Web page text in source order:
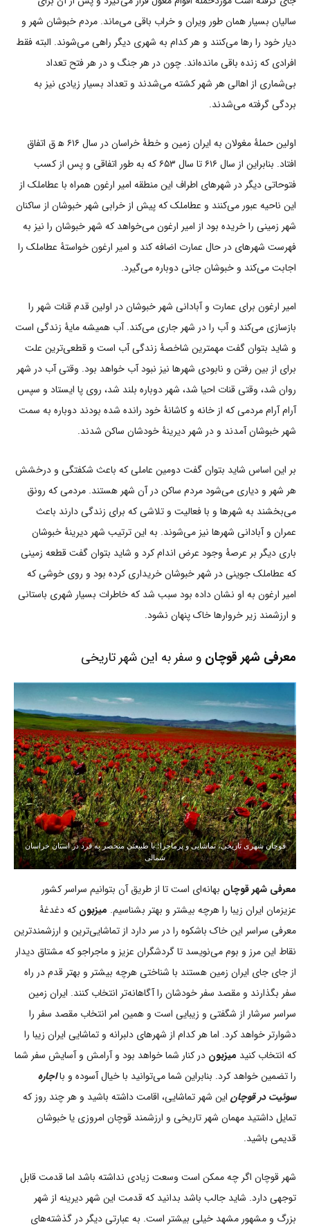
سالیان بسیار همان طور ویران و خراب باقی می‌ماند. مردم خبوشان شهر و
دیار خود را رها می‌کنند و هر کدام به شهری دیگر راهی می‌شوند. البته فقط
افرادی که زنده باقی مانده‌اند. چون در هر جنگ و در هر فتح تعداد
بی‌شماری از اهالی هر شهر کشته می‌شدند و تعداد بسیار زیادی نیز به
بردگی گرفته می‌شدند.
اولین حملۀ مغولان به ایران زمین و خطۀ خراسان در سال ۶۱۶ ه‍ ق اتفاق
افتاد. بنابراین از سال ۶۱۶ تا سال ۶۵۳ که به طور اتفاقی و پس از کسب
فتوحاتی دیگر در شهرهای اطراف این منطقه امیر ارغون همراه با عطاملک از
این ناحیه عبور می‌کنند و عطاملک که پیش از خرابی شهر خبوشان از ساکنان
شهر زمینی را خریده بود از امیر ارغون می‌خواهد که شهر خبوشان را نیز به
فهرست شهرهای در حال عمارت اضافه کند و امیر ارغون خواستۀ عطاملک را
اجابت می‌کند و خبوشان جانی دوباره می‌گیرد.
امیر ارغون برای عمارت و آبادانی شهر خبوشان در اولین قدم قنات شهر را
بازسازی می‌کند و آب را در شهر جاری می‌کند. آب همیشه مایۀ زندگی است
و شاید بتوان گفت مهمترین شاخصۀ زندگی آب است و قطعی‌ترین علت
برای از بین رفتن و نابودی شهرها نیز نبود آب خواهد بود. وقتی آب در شهر
روان شد، وقتی قنات احیا شد، شهر دوباره بلند شد، روی پا ایستاد و سپس
آرام آرام مردمی که از خانه و کاشانۀ خود رانده شده بودند دوباره به سمت
شهر خبوشان آمدند و در شهر دیرینۀ خودشان ساکن شدند.
بر این اساس شاید بتوان گفت دومین عاملی که باعث شکفتگی و درخشش
هر شهر و دیاری می‌شود مردم ساکن در آن شهر هستند. مردمی که رونق
می‌بخشند به شهرها و با فعالیت و تلاشی که برای زندگی دارند باعث
عمران و آبادانی شهرها نیز می‌شوند. به این ترتیب شهر دیرینۀ خبوشان
باری دیگر بر عرصۀ وجود عرض اندام کرد و شاید بتوان گفت قطعه زمینی
که عطاملک جوینی در شهر خبوشان خریداری کرده بود و روی خوشی که
امیر ارغون به او نشان داده بود سبب شد که خاطرات بسیار شهری باستانی
و ارزشمند زیر خروارها خاک پنهان نشود.
معرفی شهر قوچان و سفر به این شهر تاریخی
قوچان شهری تاریخی، تماشایی و پرماجرا؛ با طبیعتی منحصر به فرد در استان خراسان
شمالی
معرفی شهر قوچان بهانه‌ای است تا از طریق آن بتوانیم سراسر کشور
عزیزمان ایران زیبا را هرچه بیشتر و بهتر بشناسیم. میزبون که دغدغۀ
معرفی سراسر این خاک باشکوه را در سر دارد از تماشایی‌ترین و ارزشمندترین
نقاط این مرز و بوم می‌نویسد تا گردشگران عزیز و ماجراجو که مشتاق دیدار
از جای جای ایران زمین هستند با شناختی هرچه بیشتر و بهتر قدم در راه
سفر بگذارند و مقصد سفر خودشان را آگاهانه‌تر انتخاب کنند. ایران زمین
سراسر سرشار از شگفتی و زیبایی است و همین امر انتخاب مقصد سفر را
دشوارتر خواهد کرد. اما هر کدام از شهرهای دلبرانه و تماشایی ایران زیبا را
که انتخاب کنید میزبون در کنار شما خواهد بود و آرامش و آسایش سفر شما
را تضمین خواهد کرد. بنابراین شما می‌توانید با خیال آسوده و بااجاره
سوئیت در قوچان این شهر تماشایی، اقامت داشته باشید و هر چند روز که
تمایل داشتید مهمان شهر تاریخی و ارزشمند قوچان امروزی یا خبوشان
قدیمی باشید.
شهر قوچان اگر چه ممکن است وسعت زیادی نداشته باشد اما قدمت قابل
توجهی دارد. شاید جالب باشد بدانید که قدمت این شهر دیرینه از شهر
بزرگ و مشهور مشهد خیلی بیشتر است. به عبارتی دیگر در گذشته‌های